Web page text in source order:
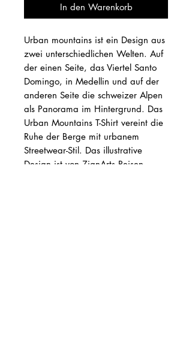
In den Warenkorb
Urban mountains ist ein Design aus
zwei unterschiedlichen Welten. Auf
der einen Seite, das Viertel Santo
Domingo, in Medellin und auf der
anderen Seite die schweizer Alpen
als Panorama im Hintergrund. Das
Urban Mountains T-Shirt vereint die
Ruhe der Berge mit urbanem
Streetwear-Stil. Das illustrative
Design ist von ZjanArts Reisen